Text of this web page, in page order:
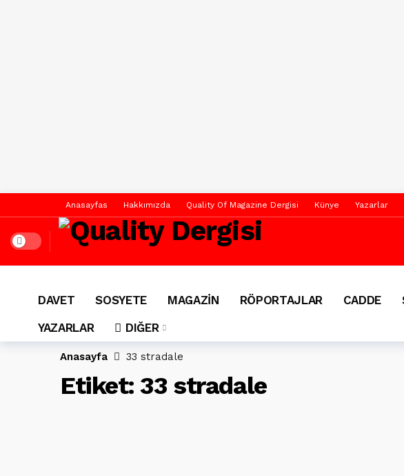
Anasayfas Hakkımızda Quality Of Magazine Dergisi Künye Yazarlar
Dark mode
DAVET SOSYETE MAGAZİN RÖPORTAJLAR CADDE
YAZARLAR
DIĞER
Anasayfa 33 stradale
Etiket:33 stradale